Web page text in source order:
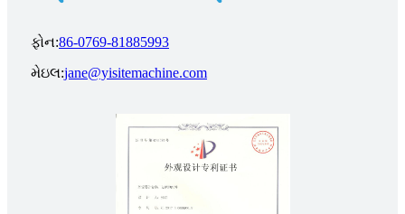
ફોન:86-0769-81885993
મેઇલ:jane@yisitemachine.com